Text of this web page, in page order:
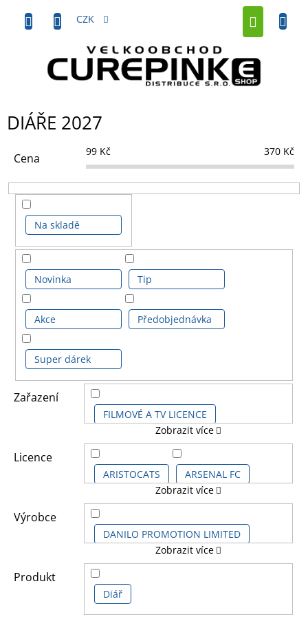
obsah
CZK
DIÁŘE 2027
Cena 99 Kč 370 Kč
Na skladě
Novinka Tip
Akce Předobjednávka
Super dárek
Zařazení
FILMOVÉ A TV LICENCE
HERNÍ LICENCE
DĚTSKÉ LICENCE A FILMY
FOTBALOVÉ LICENCE
DALŠÍ LICENCE
Zobrazit více
Licence
ARISTOCATS ARSENAL FC
CHELSEA FC
DISNEY FILMY
Zobrazit více
Výrobce
DANILO PROMOTION LIMITED
SAFTA S.A.
Zobrazit více
Produkt
Diář